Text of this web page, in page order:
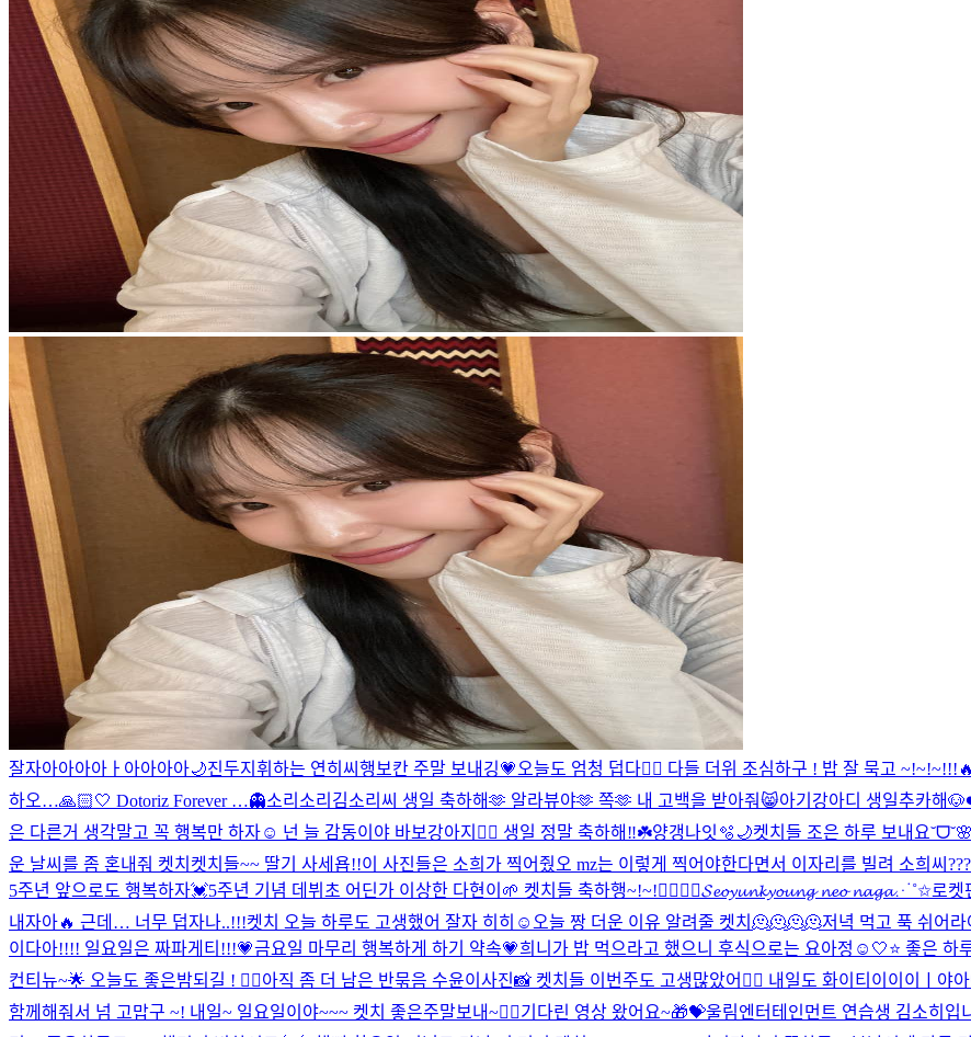
잘자아아아아ㅏ아아아아🌙진두지휘하는 연히씨 행보칸 주말 보내깅💗 오늘도 엄청 덥다❤️‍🔥 다들 더위 조심하구 ! 밥 잘 묵고
하오…🙏🏻🤍 Dotoriz Forever …👻소리소리김소리씨 생일 축하해🫶 알라뷰야🫶 쪽🫶 내 고백을 받아줘😸아기강아디 생일추카해
은 다른거 생각말고 꼭 행복만 하자☺️ 넌 늘 감동이야 바보강아지❤️‍🔥 생일 정말 축하해‼️☘️양갱나잇🫧🌙켓치들 조은 하루 보내요˘ᗜ˘🌸
운 날씨를 좀 혼내줘 켓치 켓치들~~ 딸기 사세욥!!이 사진들은 소희가 찍어줬오 mz는 이렇게 찍어야한다면서 이자리를 빌려 소희씨
5주년 앞으로도 행복하자💓5주년 기념 데뷔초 어딘가 이상한 다현이🌱 켓치들 축하행~!~!❤️‍🔥❤️‍🔥𝓢𝓮𝓸𝔂𝓾𝓷𝓴𝔂𝓸𝓾𝓷𝓰 𝓷𝓮𝓸 𝓷𝓪𝓰𝓪⋰˚✩로
내자아🔥 근데… 너무 덥자나..!!!켓치 오늘 하루도 고생했어 잘자 히히☺ 오늘 짱 더운 이유 알려줄 켓치🫠🫠🫠🫠저녁 먹고 푹 쉬어
이다아!!!! 일요일은 짜파게티!!!💗금요일 마무리 행복하게 하기 약속💗희니가 밥 먹으라고 했으니 후식으로는 요아정☺️ 🤍⭐️ 좋은 하
컨티뉴~🌟 오늘도 좋은밤되길 ! ❤️‍🔥아직 좀 더 남은 반묶음 수윤이사진📸 켓치들 이번주도 고생많았어❤️‍🔥 내일도 화이티이이이ㅣ야
함께해줘서 넘 고맙구 ~! 내일~ 일요일이야~~~ 켓치 좋은주말보내~❤️‍🔥기다린 영상 왔어요~🎁💝울림엔터테인먼트 연습생 김소히입